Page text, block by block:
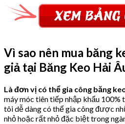
Vì sao nên mua băng
giả tại Băng Keo Hải
Là đơn vị có thể gia công băng
máy móc tiên tiếp nhập khẩu
tôi dễ dàng có thể gia công được
nhỏ hoặc rất nhỏ đặc biệt trong